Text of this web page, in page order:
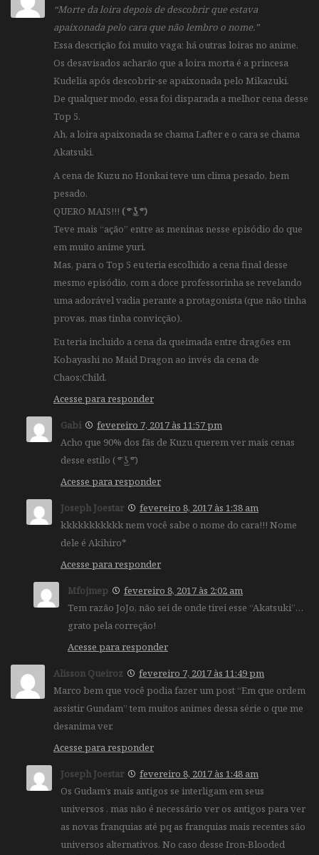
“Morte da loira depois de descobrir que estava
apaixonada pelo cara que não lembro o nome.”
Essa descrição foi muito vaga; há outras loiras no anime.
Os desavisados acharão que a loira morta é a princesa
Kudelia após descobrir-se apaixonada pelo Mikazuki.
De qualquer modo, essa foi disparada a melhor cena desse
Top 5.
Ah, a loira apaixonada se chama Lafter e o cara se chama
Akatsuki.
A cena de Kuzu no Honkai teve um clima pesado, bem
pesado.
QUERO MAIS!!! ( ͡° ͜ʖ ͡°)
Teve mais “ação” entre as meninas nesse episódio do que
em muito anime yuri.
Mas, para o Top 5 eu teria escolhido a cena final desse
mesmo episódio, com a doce professorinha se revelando
uma adorável vadia perante a protagonista (que não tinha
provas, mas tinha convicção).
Eu teria incluido a cena da queimada entre dragões em
Kobayashi no Maid Dragon ao invés da cena de
Chaos;Child.
Acesse para responder
Gabi
fevereiro 7, 2017 às 11:57 pm
Acho que 90% dos fãs de Kuzu querem ver mais cenas
desse estilo ( ͡° ͜ʖ ͡°)
Acesse para responder
Joseph Joestar
fevereiro 8, 2017 às 1:38 am
kkkkkkkkkkk nem você sabe o nome do cara!!! Nome
dele é Akihiro*
Acesse para responder
Mfojmep
fevereiro 8, 2017 às 2:02 am
Tem razão JoJo, não sei de onde tirei esse “Akatsuki”…
grato pela correção!
Acesse para responder
Alisson Queiroz
fevereiro 7, 2017 às 11:49 pm
Marco bem que você podia fazer um post “Em que ordem
assistir Gundam” tem muitos animes dessa série o que me
desanima ver.
Acesse para responder
Joseph Joestar
fevereiro 8, 2017 às 1:48 am
Os Gudam’s mais antigos se interligam em seus
universos , mas não é necessário ver os antigos para ver
as novas franquias até pq as franquias mais recentes são
universos alternativos. No caso desse Iron-Blooded